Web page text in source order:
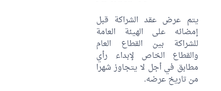
يتم عرض عقد الشراكة قبل
إمضائه على الهيئة العامة
للشراكة بين القطاع العام
والقطاع الخاص لإبداء رأي
مطابق في أجل لا يتجاوز شهرا
من تاريخ عرضه.